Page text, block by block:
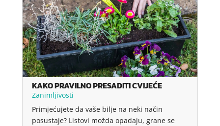
KAKO PRAVILNO PRESADITI CVIJEĆE
Zanimljivosti
Primjećujete da vaše bilje na neki način
posustaje? Listovi možda opadaju, grane se